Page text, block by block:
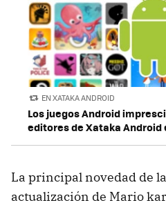
EN XATAKA ANDROID
Los juegos Android
editores de Xataka Android
La principal novedad de
actualización de Mario